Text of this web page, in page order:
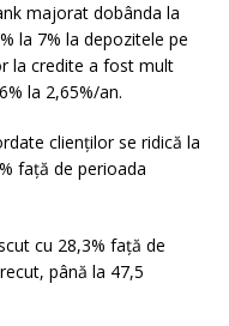
majorat dobânda la
la 7% la depozitele pe
la credite a fost mult
la 2,65%/an.
clienților se ridică la
față de perioada
cu 28,3% față de
până la 47,5